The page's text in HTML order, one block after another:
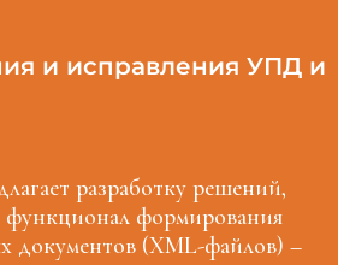
и исправления УПД и
разработку решений,
формирования
документов (XML-файлов) –